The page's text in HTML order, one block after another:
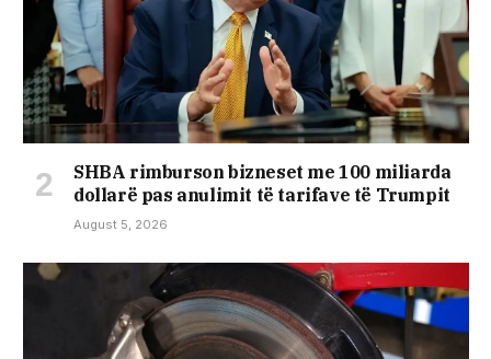
SHBA rimburson bizneset me 100 miliarda
dollarë pas anulimit të tarifave të Trumpit
August 5, 2026